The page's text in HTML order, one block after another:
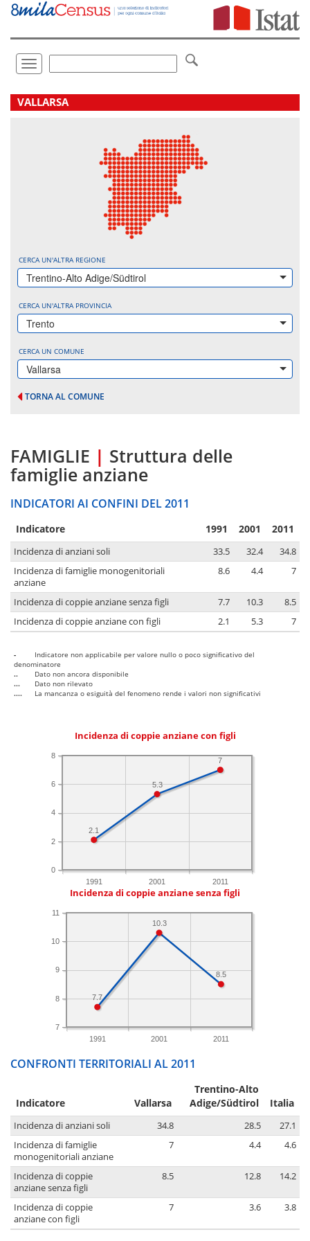
Vai
direttamente
Toggle
navigation
.
VALLARSA
CERCA UN'ALTRA REGIONE
Trentino-Alto Adige/Südtirol
CERCA UN'ALTRA PROVINCIA
Trento
CERCA UN COMUNE
Vallarsa
TORNA AL COMUNE
FAMIGLIE | Struttura delle
famiglie anziane
INDICATORI AI CONFINI DEL 2011
Indicatore 1991 2001 2011
Incidenza di anziani soli 33.5 32.4
34.8
Incidenza di famiglie monogenitoriali
anziane
8.6 4.4 7
Incidenza di coppie anziane senza figli 7.7 10.3
8.5
Incidenza di coppie anziane con figli
2.1 5.3 7
-
Indicatore non applicabile per valore nullo o poco significativo del
denominatore
..
Dato non ancora disponibile
...
Dato non rilevato
....
La mancanza o esiguità del fenomeno rende i valori non significativi
Incidenza di coppie anziane con figli
1991 2001 2011
0
2
4
6
8
7
5.3
2.1
Incidenza di coppie anziane senza figli
1991 2001 2011
7
8
9
10
11
8.5
10.3
7.7
CONFRONTI TERRITORIALI AL 2011
Indicatore Vallarsa
Trentino-Alto
Adige/Südtirol
Italia
Incidenza di anziani soli 34.8 28.5
27.1
Incidenza di famiglie
monogenitoriali anziane
7 4.4 4.6
Incidenza di coppie
anziane senza figli
8.5 12.8 14.2
Incidenza di coppie
anziane con figli
7 3.6 3.8